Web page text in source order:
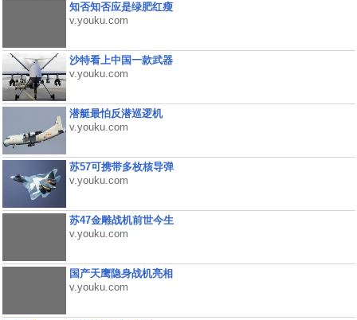
知否知否应是绿肥红瘦
v.youku.com
沙特看上中国一款武器
v.youku.com
潜艇最怕反潜巡逻机
v.youku.com
苏57可携带多枚核导弹
v.youku.com
苏47金雕战机前世今生
v.youku.com
国产天鹰隐身战机亮相
v.youku.com